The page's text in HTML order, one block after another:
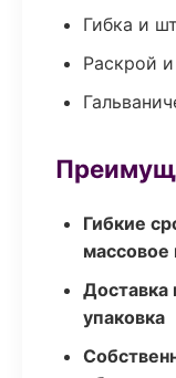
Гибка и
Раскрой
Гибкие
массовое
Доставка
упаковка